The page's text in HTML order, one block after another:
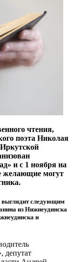
чтения,
поэта Николая
и с 1 ноября на
желающие могут
выглядит следующим
из Нижнеудинска
и
депутат